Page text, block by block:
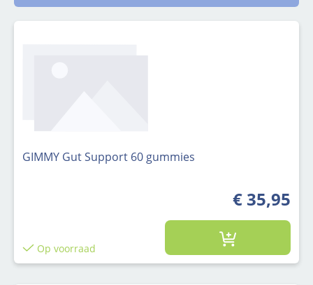
GIMMY Gut Support 60 gummies
€ 35,95
Op voorraad